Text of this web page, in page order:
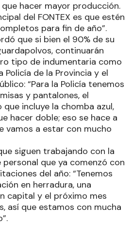
hacer mayor producción.
del FONTEX es que estén
para fin de año”.
que si bien el 90% de su
continuarán
tipo de indumentaria como
Policía de la Provincia y el
“Para la Policía tenemos
y pantalones, el
incluye la chomba azul,
hacer doble; eso se hace a
vamos a estar con mucho
siguen trabajando con la
que ya comenzó con
del año: “Tenemos
en herradura, una
capital y el próximo mes
así que estamos con mucha